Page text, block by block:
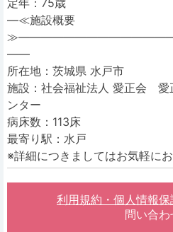
定年：75歳
―≪施設概要
――
所在地：茨城県 水戸市
施設：社会福祉法人 愛正会
ンター
病床数：113床
最寄り駅：水戸
※詳細につきましてはお気軽に
利用規約・個人情報保
問い合わ